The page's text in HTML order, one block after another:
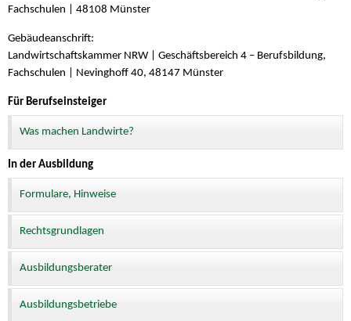
Fachschulen | 48108 Münster
Gebäudeanschrift:
Landwirtschaftskammer NRW | Geschäftsbereich 4 – Berufsbildung,
Fachschulen | Nevinghoff 40, 48147 Münster
Für Berufseinsteiger
Was machen Landwirte?
In der Ausbildung
Formulare, Hinweise
Rechtsgrundlagen
Ausbildungsberater
Ausbildungsbetriebe